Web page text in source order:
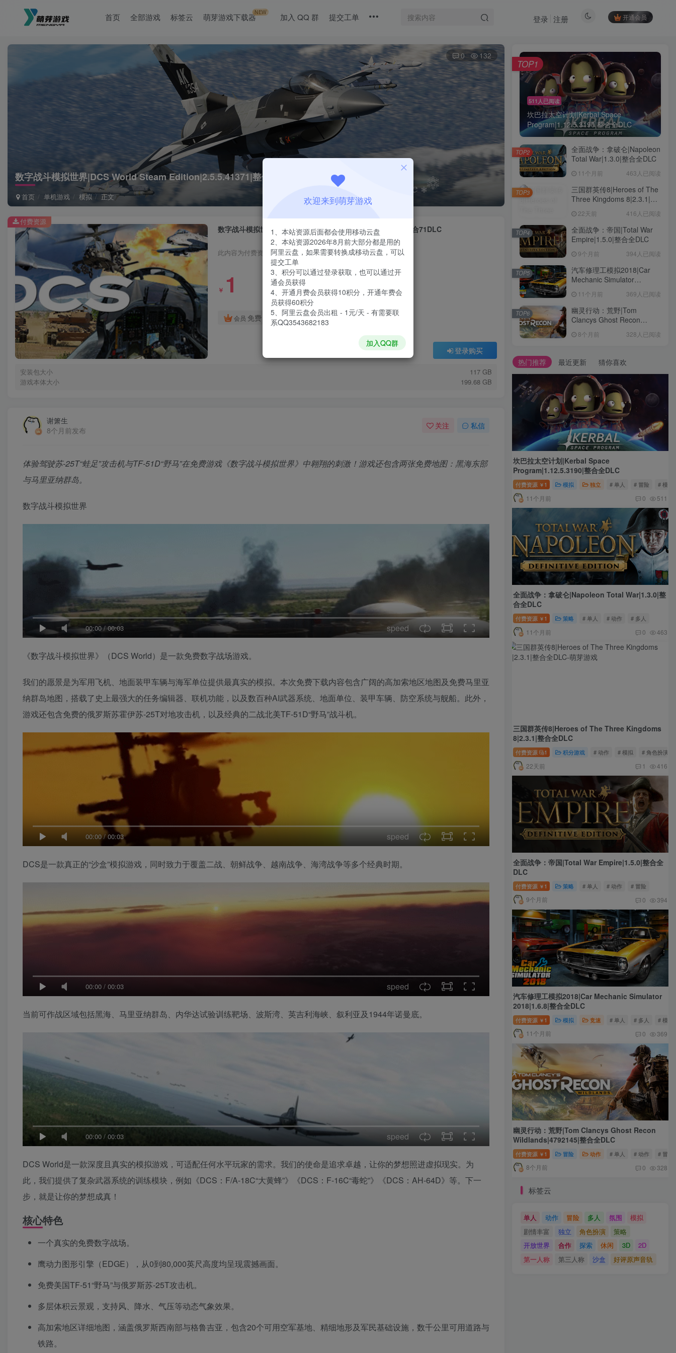
首页 全部游戏 标签云 萌芽游戏下载器NEW 加入 QQ 群 提交工单 开通会员
登录 注册
数字战斗模拟世界|DCS World Steam Edition|2.5.5.41371|整合71DLC
首页 单机游戏 模拟 正文
0 132
数字战斗模拟世界|DCS World Steam Edition|2.5.5.41371|整合71DLC
此内容为付费资源，请付费后查看
￥ 1
会员 免费
登录购买
安装包大小
117 GB
游戏本体大小
199.68 GB
付费资源
谢箫生
8个月前发布
关注 私信
体验驾驶苏-25T“蛙足”攻击机与TF-51D“野马”在免费游戏《数字战斗模拟世界》中翱翔的刺激！游戏还包含两张免费地图：黑海东部
与马里亚纳群岛。
数字战斗模拟世界
00:00 /00:03 speed
《数字战斗模拟世界》（DCS World）是一款免费数字战场游戏。
我们的愿景是为军用飞机、地面装甲车辆与海军单位提供最真实的模拟。本次免费下载内容包含广阔的高加索地区地图及免费马里亚
纳群岛地图，搭载了史上最强大的任务编辑器、联机功能，以及数百种AI武器系统、地面单位、装甲车辆、防空系统与舰船。此外，
游戏还包含免费的俄罗斯苏霍伊苏-25T对地攻击机，以及经典的二战北美TF-51D“野马”战斗机。
00:00/00:03 speed
DCS是一款真正的“沙盒”模拟游戏，同时致力于覆盖二战、朝鲜战争、越南战争、海湾战争等多个经典时期。
00:00 / 00:03 speed
当前可作战区域包括黑海、马里亚纳群岛、内华达试验训练靶场、波斯湾、英吉利海峡、叙利亚及1944年诺曼底。
00:00 / 00:03 speed
DCS World是一款深度且真实的模拟游戏，可适配任何水平玩家的需求。我们的使命是追求卓越，让你的梦想照进虚拟现实。为
此，我们提供了复杂武器系统的训练模块，例如《DCS：F/A-18C“大黄蜂”》《DCS：F-16C“毒蛇”》《DCS：AH-64D》等。下一
步，就是让你的梦想成真！
核心特色
一个真实的免费数字战场。
鹰动力图形引擎（EDGE），从0到80,000英尺高度均呈现震撼画面。
免费美国TF-51“野马”与俄罗斯苏-25T攻击机。
多层体积云景观，支持风、降水、气压等动态气象效果。
高加索地区详细地图，涵盖俄罗斯西南部与格鲁吉亚，包含20个可用空军基地、精细地形及军民基础设施，数千公里可用道路与
铁路。
511人已阅读
坎巴拉太空计划|Kerbal Space
Program|1.12.5.3190|整合全DLC
TOP1
全面战争：拿破仑|Napoleon
Total War|1.3.0|整合全DLC
11个月前 463人已阅读
TOP2
三国群英传8|Heroes of The
Three Kingdoms 8|2.3.1|整
22天前 416人已阅读
TOP3
全面战争：帝国|Total War
Empire|1.5.0|整合全DLC
9个月前 394人已阅读
TOP4
汽车修理工模拟2018|Car
Mechanic Simulator
11个月前 369人已阅读
TOP5
幽灵行动：荒野|Tom
Clancys Ghost Recon
DLC8个月前 328人已阅读
TOP6
热门推荐 最近更新 猜你喜欢
坎巴拉太空计划|Kerbal Space
Program|1.12.5.3190|整合全DLC
付费资源 ￥ 1 模拟 独立 # 单人 # 冒险 # 模拟
11个月前 0 511
全面战争：拿破仑|Napoleon Total War|1.3.0|整
合全DLC
付费资源 ￥ 1 策略 # 单人 # 动作 # 多人
11个月前 0 463
三国群英传8|Heroes of The Three Kingdoms
8|2.3.1|整合全DLC
付费资源 1 积分游戏 # 动作 # 模拟 # 角色扮演
22天前 1 416
全面战争：帝国|Total War Empire|1.5.0|整合全
DLC
付费资源 ￥ 1 策略 # 单人 # 动作 # 冒险
9个月前 0 394
汽车修理工模拟2018|Car Mechanic Simulator
2018|1.6.8|整合全DLC
付费资源 ￥ 1 模拟 竞速 # 单人 # 多人 # 模拟
11个月前 0 369
幽灵行动：荒野|Tom Clancys Ghost Recon
Wildlands|4792145|整合全DLC
付费资源 ￥ 1 冒险 动作 # 单人 # 动作 # 冒险
8个月前 0 328
标签云
单人 动作 冒险 多人 氛围
模拟
剧情丰富
独立 角色扮演
策略
开放世界
合作 探索 休闲 3D
2D
第一人称
第三人称 沙盒 好评原声音轨
欢迎来到萌芽游戏
1、本站资源后面都会使用移动云盘
2、本站资源2026年8月前大部分都是用的
阿里云盘，如果需要转换成移动云盘，可以
提交工单
3、积分可以通过登录获取，也可以通过开
通会员获得
4、开通月费会员获得10积分，开通年费会
员获得60积分
5、阿里云盘会员出租 - 1元/天 - 有需要联
系QQ3543682183
加入QQ群